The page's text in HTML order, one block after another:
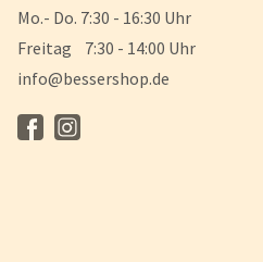
Mo.- Do. 7:30 - 16:30 Uhr
Freitag 7:30 - 14:00 Uhr
info@bessershop.de